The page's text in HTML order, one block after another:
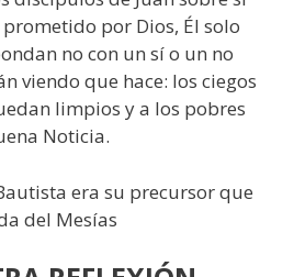
prometido por Dios, Él solo
no con un sí o un no
viendo que hace: los ciegos
limpios y a los pobres
Noticia.
era su precursor que
del Mesías